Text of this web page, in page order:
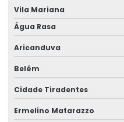
Empresa de gerador de
Empresa de gerador para
Empresa de gerador para
Empresa de geradores
Empresa de geradores em
Vila Mariana
Água Rasa
Aricanduva
Belém
Cidade Tiradentes
Ermelino Matarazzo